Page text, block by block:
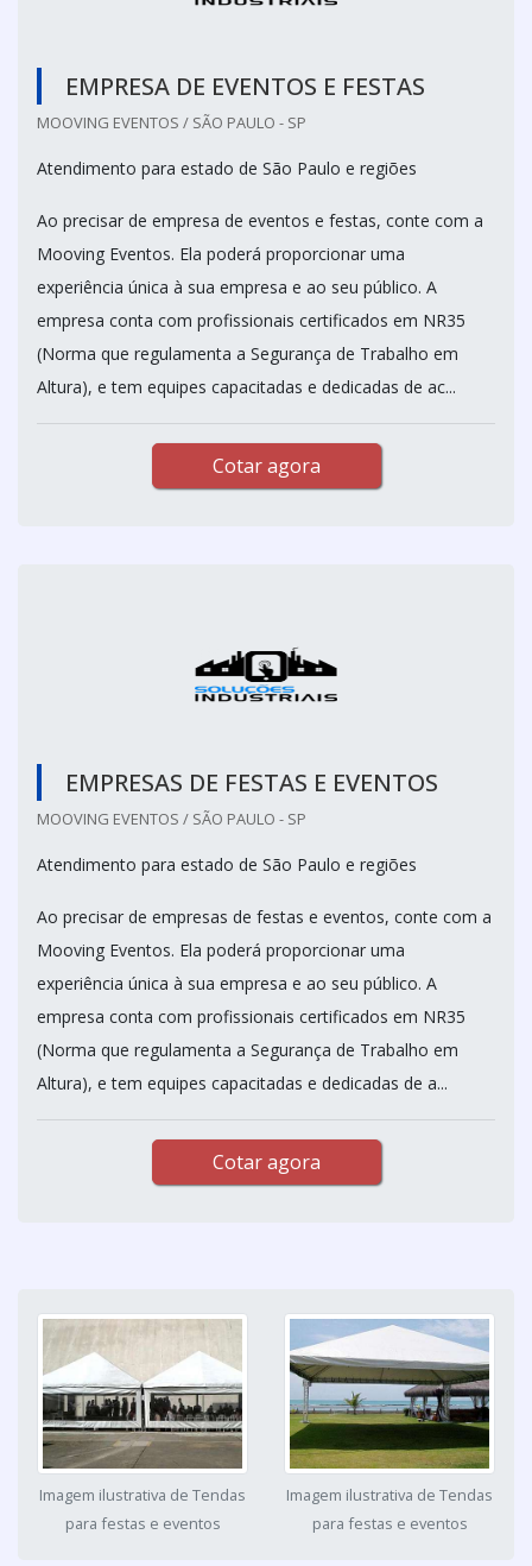
EMPRESA DE EVENTOS E FESTAS
MOOVING EVENTOS / SÃO PAULO - SP
Atendimento para estado de São Paulo e regiões
Ao precisar de empresa de eventos e festas, conte com a
Mooving Eventos. Ela poderá proporcionar uma
experiência única à sua empresa e ao seu público. A
empresa conta com profissionais certificados em NR35
(Norma que regulamenta a Segurança de Trabalho em
Altura), e tem equipes capacitadas e dedicadas de ac...
Cotar agora
EMPRESAS DE FESTAS E EVENTOS
MOOVING EVENTOS / SÃO PAULO - SP
Atendimento para estado de São Paulo e regiões
Ao precisar de empresas de festas e eventos, conte com a
Mooving Eventos. Ela poderá proporcionar uma
experiência única à sua empresa e ao seu público. A
empresa conta com profissionais certificados em NR35
(Norma que regulamenta a Segurança de Trabalho em
Altura), e tem equipes capacitadas e dedicadas de a...
Cotar agora
Imagem ilustrativa de Tendas
para festas e eventos
Imagem ilustrativa de Tendas
para festas e eventos